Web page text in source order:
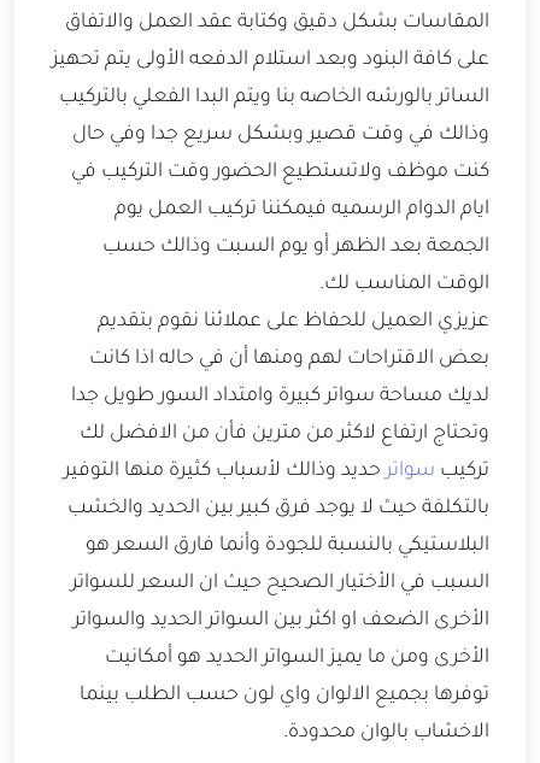
المقاسات بشكل دقيق وكتابة عقد العمل والاتفاق
على كافة البنود وبعد استلام الدفعه الأولى يتم تحهيز
الساتر بالورشه الخاصه بنا ويتم البدا الفعلي بالتركيب
وذالك في وقت قصير وبشكل سريع جدا وفي حال
كنت موظف ولاتستطيع الحضور وقت التركيب في
ايام الدوام الرسميه فيمكننا تركيب العمل يوم
الجمعة بعد الظهر أو يوم السبت وذالك حسب
الوقت المناسب لك.
عزيزي العميل للحفاظ على عملائنا نقوم بتقديم
بعض الاقتراحات لهم ومنها أن في حاله اذا كانت
لديك مساحة سواتر كبيرة وامتداد السور طويل جدا
وتحتاج ارتفاع لاكثر من مترين فأن من الافضل لك
تركيب سواتر حديد وذالك لأسباب كثيرة منها التوفير
بالتكلفة حيث لا يوجد فرق كبير بين الحديد والخشب
البلاستيكي بالنسبة للجودة وأنما فارق السعر هو
السبب في الأختيار الصحيح حيث ان السعر للسواتر
الأخرى الضعف او اكثر بين السواتر الحديد والسواتر
الأخرى ومن ما يميز السواتر الحديد هو أمكانيت
توفرها بجميع الالوان واي لون حسب الطلب بينما
الاخشاب بالوان محدودة.